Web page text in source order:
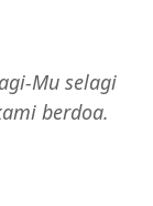
Mu selagi
berdoa.